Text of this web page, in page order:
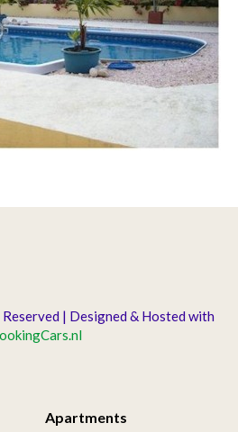
| Designed & Hosted with
Apartments